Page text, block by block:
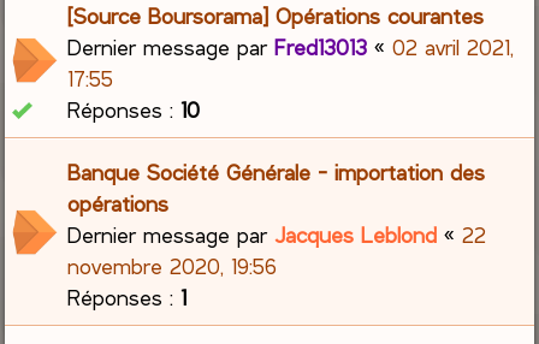
[Source Boursorama] Opérations courantes
Dernier message parFred13013 «02 avril 2021,
17:55
Réponses :10
Banque Société Générale - importation des
opérations
Dernier message parJacques Leblond «22
novembre 2020, 19:56
Réponses :1